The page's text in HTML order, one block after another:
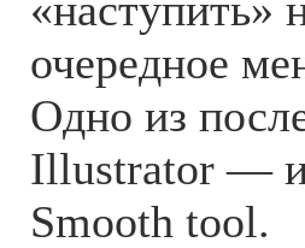
очередное
Одно из
Illustrator —
Smooth tool.